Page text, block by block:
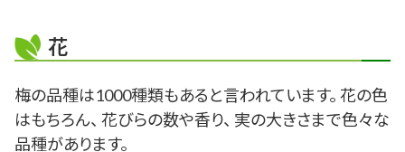
花
梅の品種は1000種類もあると言われています。 花の色
はもちろん、 花びらの数や香り、 実の大きさまで色々な
品種があります。